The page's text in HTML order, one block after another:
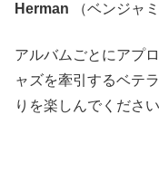
Herman （ベンジャ
アルバムごとにアプ
ャズを牽引するベテ
りを楽しんでください